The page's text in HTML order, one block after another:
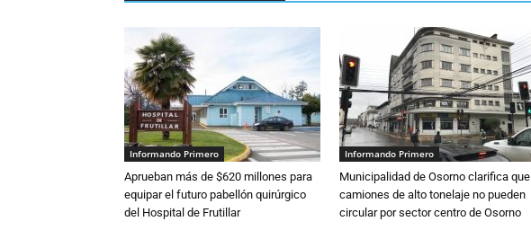
Informando Primero
Aprueban más de $620 millones para
equipar el futuro pabellón quirúrgico
del Hospital de Frutillar
Informando Primero
Municipalidad de Osorno clarifica que
camiones de alto tonelaje no pueden
circular por sector centro de Osorno